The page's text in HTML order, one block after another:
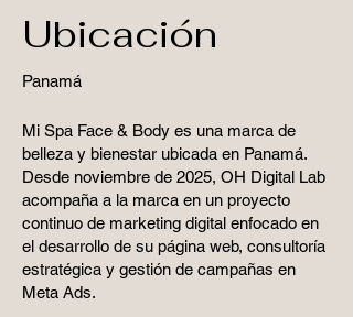
Ubicación
Panamá
Mi Spa Face & Body es una marca de
belleza y bienestar ubicada en Panamá.
Desde noviembre de 2025, OH Digital Lab
acompaña a la marca en un proyecto
continuo de marketing digital enfocado en
el desarrollo de su página web, consultoría
estratégica y gestión de campañas en
Meta Ads.